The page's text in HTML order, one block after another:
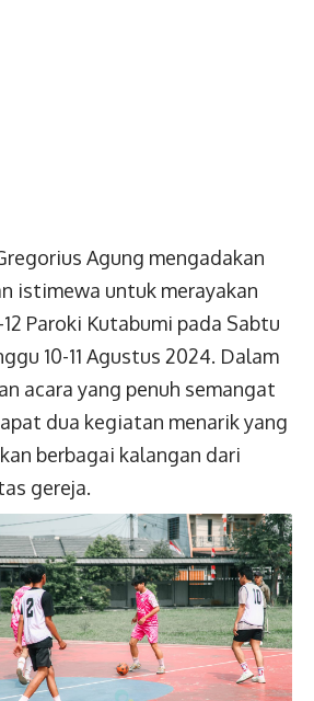
Agung mengadakan
istimewa untuk merayakan
Paroki Kutabumi pada Sabtu
10-11 Agustus 2024. Dalam
acara yang penuh semangat
dua kegiatan menarik yang
berbagai kalangan dari
gereja.